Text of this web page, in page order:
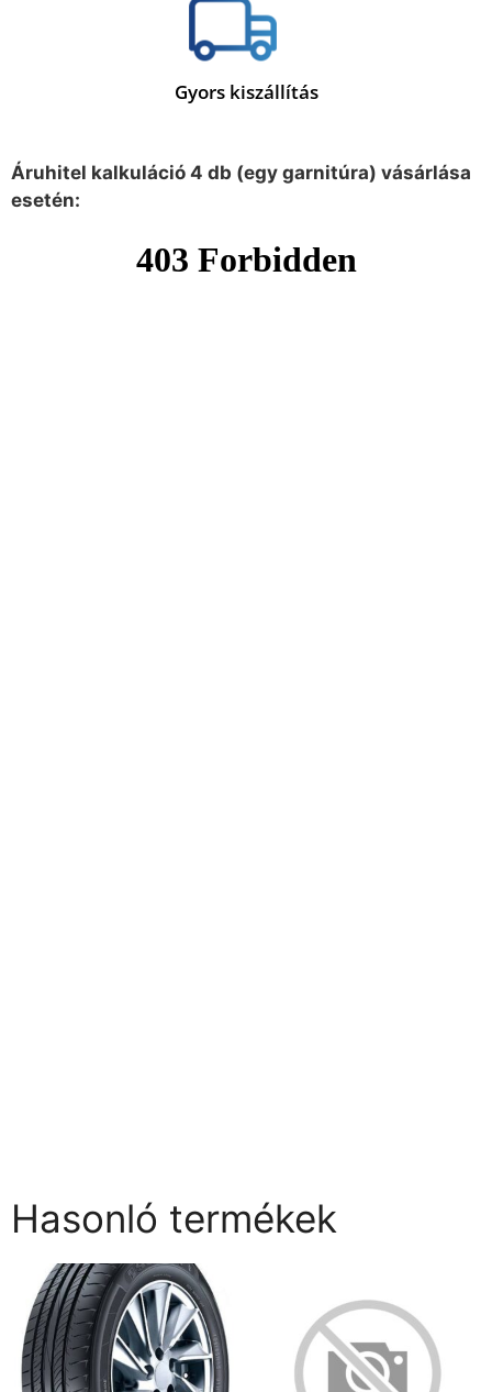
Gyors kiszállítás
Áruhitel kalkuláció 4 db (egy garnitúra) vásárlása
esetén:
Hasonló termékek